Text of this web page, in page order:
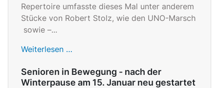
Repertoire umfasste dieses Mal unter anderem
Stücke von Robert Stolz, wie den UNO-Marsch
sowie –...
Weiterlesen …
Senioren in Bewegung - nach der
Winterpause am 15. Januar neu gestartet